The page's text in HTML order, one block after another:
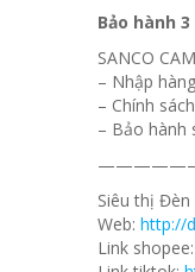
Bảo hành
SANCO
– Nhập
– Chính
– Bảo hành
Siêu thị Đèn
Web: http://
Link shopee: